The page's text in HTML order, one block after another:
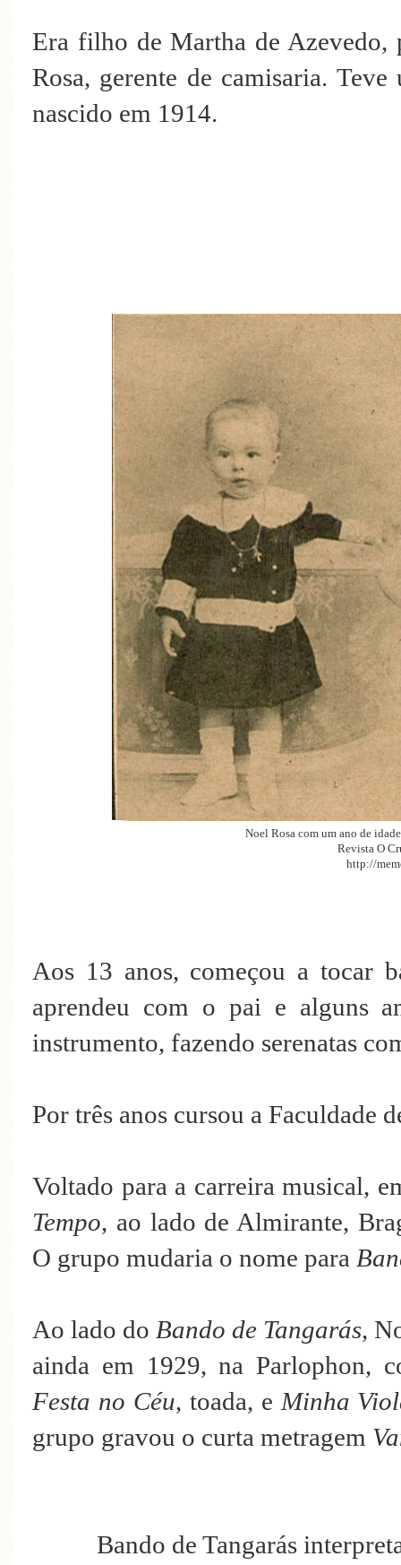
Era filho de Martha de Azevedo,
Rosa, gerente de camisaria.
nascido em 1914.
Noel Rosa com um ano de
Revista O
http://
Aos 13 anos, começou a tocar
aprendeu com o pai e alguns
instrumento, fazendo serenatas
Por três anos cursou a Faculdade
Voltado para a carreira musical,
Tempo, ao lado de Almirante,
O grupo mudaria o nome para
Ao lado do Bando de Tangarás,
ainda em 1929, na Parlophon,
Festa no Céu, toada, eMinha
grupo gravou o curta metragem
Bando de Tangarás